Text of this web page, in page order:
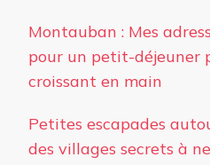
Montauban : Mes
pour un petit-
croissant en main
Petites escapades
des villages secrets à